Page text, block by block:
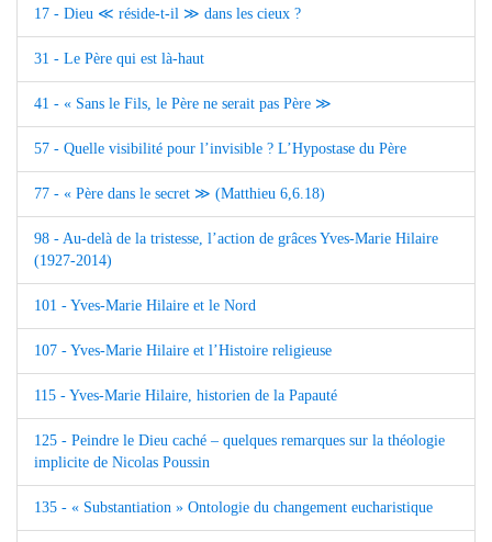
17 - Dieu ≪ réside-t-il ≫ dans les cieux ?
31 - Le Père qui est là-haut
41 - « Sans le Fils, le Père ne serait pas Père ≫
57 - Quelle visibilité pour l’invisible ? L’Hypostase du Père
77 - « Père dans le secret ≫ (Matthieu 6,6.18)
98 - Au-delà de la tristesse, l’action de grâces Yves-Marie Hilaire
(1927-2014)
101 - Yves-Marie Hilaire et le Nord
107 - Yves-Marie Hilaire et l’Histoire religieuse
115 - Yves-Marie Hilaire, historien de la Papauté
125 - Peindre le Dieu caché – quelques remarques sur la théologie
implicite de Nicolas Poussin
135 - « Substantiation » Ontologie du changement eucharistique